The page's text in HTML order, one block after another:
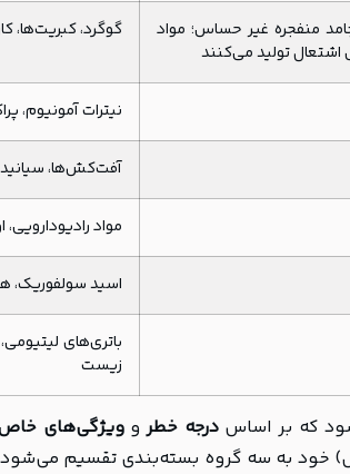
منفجره غیر حساس؛ مواد
اشتعال تولید می‌کنند
گوگرد، کبریت‌ها،
نیترات آمونیوم،
آفت‌کش‌ها،
مواد رادیودارویی،
اسید سولفوریک،
باتری‌های
زیست
که بر اساسدرجه خطروویژگی‌های
3 (مایعات قابل اشتعال) خود به سه گروه بسته‌بندی